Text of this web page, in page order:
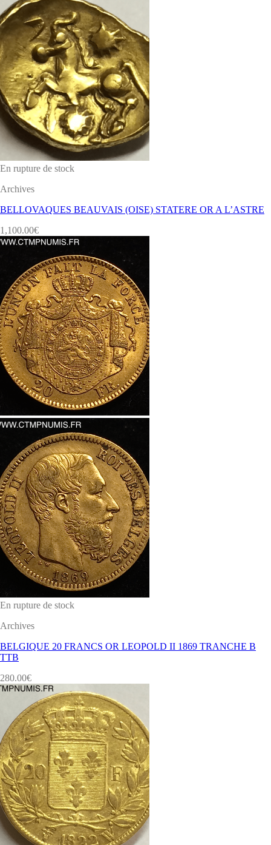
En rupture de stock
Archives
BELLOVAQUES BEAUVAIS (OISE) STATERE OR A L’ASTRE
1,100.00€
En rupture de stock
Archives
BELGIQUE 20 FRANCS OR LEOPOLD II 1869 TRANCHE B
TTB
280.00€